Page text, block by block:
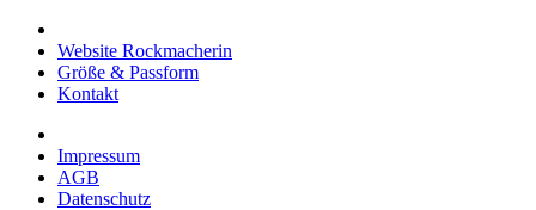
Website Rockmacherin
Größe & Passform
Kontakt
Impressum
AGB
Datenschutz